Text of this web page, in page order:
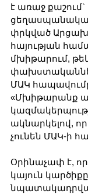
է առաջ
փրկված
հայության
մխիթարում,
ՄԱԿ
«Մխիթարանք
ակնարկելով, որ
չունեն ՄԱԿ-ի
Օրինաչափ է, որ
կայուն